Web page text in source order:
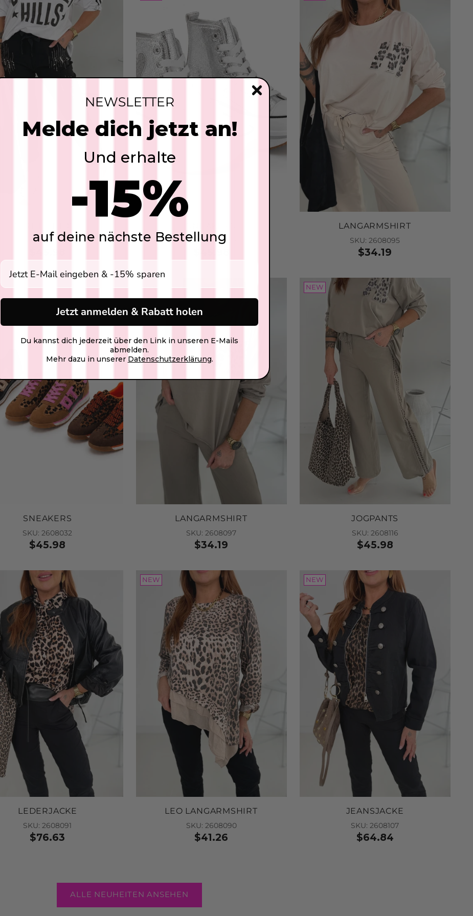
SKU: 2608011 SKU: 2608059
LANGARMSHIRT
SKU: 2608095
$34.19
SNEAKERS
SKU: 2608032
$45.98
NEW
LANGARMSHIRT
SKU: 2608097
$34.19
NEW
JOGPANTS
SKU: 2608116
$45.98
LEDERJACKE
SKU: 2608091
$76.63
NEW
LEO LANGARMSHIRT
SKU: 2608090
$41.26
NEW
JEANSJACKE
SKU: 2608107
$64.84
ALLE NEUHEITEN ANSEHEN
Leinenhose
SKU: 2607204
$53.05
Add to Cart
Leder Shopper
Tasche
Leather tie belt
Sonnenbrille
SKU: 2604080
$17.68
Add to Cart
NEWSLETTER
Melde dich jetzt an!
Und erhalte
-15%
auf deine nächste Bestellung
Eingabe E-Mail Adresse
Jetzt anmelden & Rabatt holen
Du kannst dich jederzeit über den Link in unseren E-Mails
abmelden.
Mehr dazu in unserer Datenschutzerklärung.